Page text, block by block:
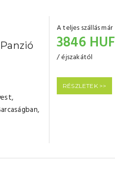
A teljes szállás már
3846 HUF
/ éjszakától
RÉSZLETEK >>